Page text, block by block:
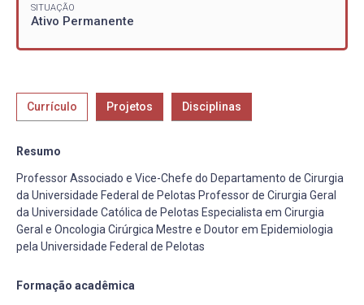
SITUAÇÃO
Ativo Permanente
Currículo Projetos Disciplinas
Resumo
Professor Associado e Vice-Chefe do Departamento de Cirurgia
da Universidade Federal de Pelotas Professor de Cirurgia Geral
da Universidade Católica de Pelotas Especialista em Cirurgia
Geral e Oncologia Cirúrgica Mestre e Doutor em Epidemiologia
pela Universidade Federal de Pelotas
Formação acadêmica